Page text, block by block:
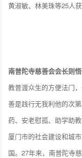
黄淑敏、林美珠等25人获
南普陀寺慈善会会长则
教普渡众生的方便法门
善是践行无我利他的次
药、安老慰孤、助学助
厦门市的社会建设和城
国。27年来，南普陀寺